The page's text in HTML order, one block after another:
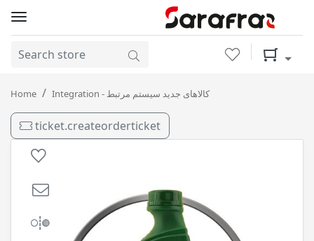
Wishlist
Home Integration - کالاهای جدید سیستم مرتبط
SL 10-40 1L پونته میلانو / 12
ticket.createorderticket